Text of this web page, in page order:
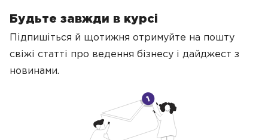
Будьте завжди в курсі
Підпишіться й щотижня отримуйте на пошту
свіжі статті про ведення бізнесу і дайджест з
новинами.